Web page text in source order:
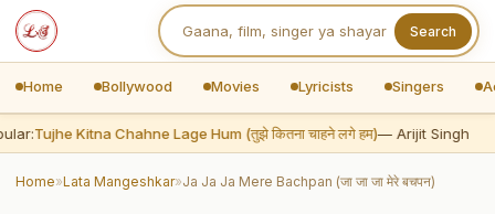
Search
Home Bollywood Movies Lyricists Singers
Tujhe Kitna Chahne Lage Hum (तुझे कितना चाहने लगे हम)— Arijit Singh
Home»Lata Mangeshkar»Ja Ja Ja Mere Bachpan (जा जा जा मेरे बचपन)